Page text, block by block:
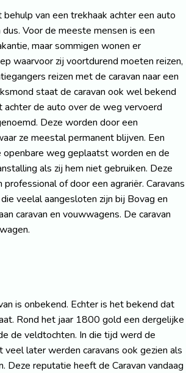
van een trekhaak achter een auto
Voor de meeste mensen is een
maar sommigen wonen er
waarvoor zij voortdurend moeten reizen,
reizen met de caravan naar een
staat de caravan ook wel bekend
achter de auto over de weg vervoerd
Deze worden door een
ze meestal permanent blijven. Een
weg geplaatst worden en de
als zij hem niet gebruiken. Deze
of door een agrariër. Caravans
veelal aangesloten zijn bij Bovag en
caravan en vouwwagens. De caravan
is onbekend. Echter is het bekend dat
Rond het jaar 1800 gold een dergelijke
de veldtochten. In die tijd werd de
later werden caravans ook gezien als
Deze reputatie heeft de Caravan vandaag